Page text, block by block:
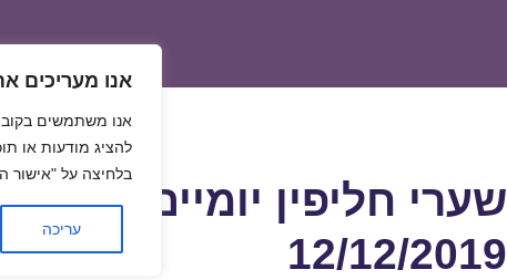
אנו מעריכים
להציג מודעות או
בלחיצה על "אישור
עריכה
שערי חליפין יומיים
12/12/2019